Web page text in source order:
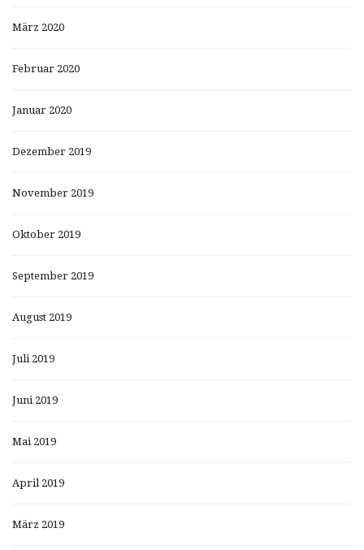
März 2020
Februar 2020
Januar 2020
Dezember 2019
November 2019
Oktober 2019
September 2019
August 2019
Juli 2019
Juni 2019
Mai 2019
April 2019
März 2019